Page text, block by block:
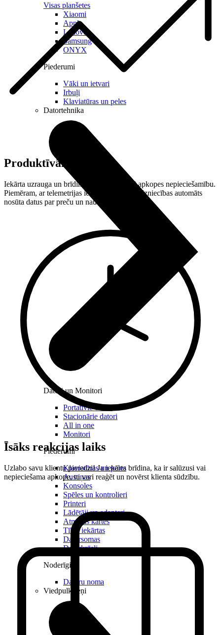
Visas planšetes
Xiaomi
Apple
Lenovo
Samsung
ONYX
Piederumi
Vāki un ietvari
Irbuļi
Klaviatūras un peles
Datortehnika
Datori un Monitori
Portatīvie datori
Stacionārie datori
All in one
Monitori
Piederumi
Klaviatūras un peles
Austiņas
Konsoles
Spēles un kontrolieri
Printeri
Lādētāji un adapteri
Atmiņas kartes
Tīkla iekārtas
Datorsomas
Datorkrēsli
Noderīgi
Datoru noma
Viedpulksteņi
Produktīvāks darbs
Iekārta uzrauga un brīdina par uzpildes vai apkopes nepieciešamību.
Piemēram, ar telemetrijas iekārtu aprīkots tirdzniecības automāts
nosūta datus par preču un naudas atlikumu.
Īsāks reakcijas laiks
Uzlabo savu klientu pieredzi! Ja iekārta brīdina, ka ir salūzusi vai
nepieciešama apkope, tu vari reaģēt un novērst klienta sūdzību.